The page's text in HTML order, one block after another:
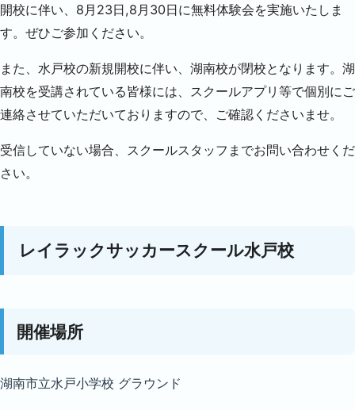
開校に伴い、8月23日,8月30日に無料体験会を実施いたしま
す。ぜひご参加ください。
また、水戸校の新規開校に伴い、湖南校が閉校となります。湖
南校を受講されている皆様には、スクールアプリ等で個別にご
連絡させていただいておりますので、ご確認くださいませ。
受信していない場合、スクールスタッフまでお問い合わせくだ
さい。
レイラックサッカースクール水戸校
開催場所
湖南市立水戸小学校 グラウンド